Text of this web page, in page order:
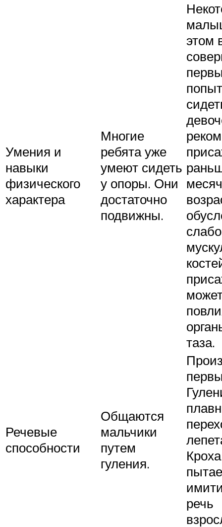
Умения и
навыки
физического
характера
Многие
ребята уже
умеют сидеть
у опоры. Они
достаточно
подвижны.
этом
таза.
Речевые
способности
Общаются
мальчики
путем
гуления.
Кроха
речь